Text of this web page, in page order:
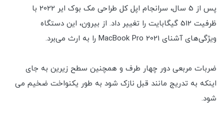
پس از 5 سال، سرانجام اپل کل طراحی مک بوک ایر 2022 با
ظرفیت 512 گیگابایت را تغییر داد. از بیرون، این دستگاه
ویژگی‌های آشنای MacBook Pro 2021 را به ارث می‌برد.
ضربات مربعی دور چهار طرف و همچنین سطح زیرین به جای
اینکه به تدریج مانند قبل نازک شود به طور یکنواخت ضخیم می
شود.